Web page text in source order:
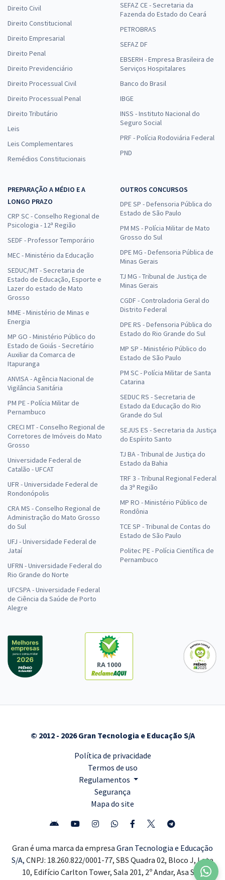
Direito Civil
Direito Constitucional
Direito Empresarial
Direito Penal
Direito Previdenciário
Direito Processual Civil
Direito Processual Penal
Direito Tributário
Leis
Leis Complementares
Remédios Constitucionais
SEFAZ CE - Secretaria da
Fazenda do Estado do Ceará
PETROBRAS
SEFAZ DF
EBSERH - Empresa Brasileira de
Serviços Hospitalares
Banco do Brasil
IBGE
INSS - Instituto Nacional do
Seguro Social
PRF - Polícia Rodoviária Federal
PND
PREPARAÇÃO A MÉDIO E A
LONGO PRAZO
CRP SC - Conselho Regional de
Psicologia - 12ª Região
SEDF - Professor Temporário
MEC - Ministério da Educação
SEDUC/MT - Secretaria de
Estado de Educação, Esporte e
Lazer do estado de Mato
Grosso
MME - Ministério de Minas e
Energia
MP GO - Ministério Público do
Estado de Goiás - Secretário
Auxiliar da Comarca de
Itapuranga
ANVISA - Agência Nacional de
Vigilância Sanitária
PM PE - Polícia Militar de
Pernambuco
CRECI MT - Conselho Regional de
Corretores de Imóveis do Mato
Grosso
Universidade Federal de
Catalão - UFCAT
UFR - Universidade Federal de
Rondonópolis
CRA MS - Conselho Regional de
Administração do Mato Grosso
do Sul
UFJ - Universidade Federal de
Jataí
UFRN - Universidade Federal do
Rio Grande do Norte
UFCSPA - Universidade Federal
de Ciência da Saúde de Porto
Alegre
OUTROS CONCURSOS
DPE SP - Defensoria Pública do
Estado de São Paulo
PM MS - Polícia Militar de Mato
Grosso do Sul
DPE MG - Defensoria Pública de
Minas Gerais
TJ MG - Tribunal de Justiça de
Minas Gerais
CGDF - Controladoria Geral do
Distrito Federal
DPE RS - Defensoria Pública do
Estado do Rio Grande do Sul
MP SP - Ministério Público do
Estado de São Paulo
PM SC - Polícia Militar de Santa
Catarina
SEDUC RS - Secretaria de
Estado da Educação do Rio
Grande do Sul
SEJUS ES - Secretaria da Justiça
do Espírito Santo
TJ BA - Tribunal de Justiça do
Estado da Bahia
TRF 3 - Tribunal Regional Federal
da 3ª Região
MP RO - Ministério Público de
Rondônia
TCE SP - Tribunal de Contas do
Estado de São Paulo
Politec PE - Polícia Científica de
Pernambuco
RA 1000
© 2012 - 2026 Gran Tecnologia e Educação S/A
Política de privacidade
Termos de uso
Regulamentos
Segurança
Mapa do site
Gran é uma marca da empresa Gran Tecnologia e Educação
S/A, CNPJ: 18.260.822/0001-77, SBS Quadra 02, Bloco J, Lote
10, Edifício Carlton Tower, Sala 201, 2º Andar, Asa Sul,